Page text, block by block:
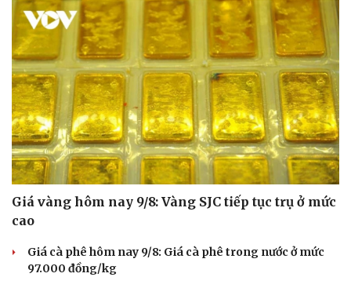
Giá vàng hôm nay 9/8: Vàng SJC tiếp tục trụ ở mức
cao
Giá cà phê hôm nay 9/8: Giá cà phê trong nước ở mức
97.000 đồng/kg